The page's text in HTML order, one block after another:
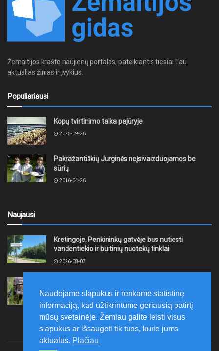
Žemaitijos krašto naujienų portalas, pateikiantis tiesiai Tau
aktualias žinias ir įvykius.
Populiariausi
Kopų tvirtinimo talka pajūryje
2025-09-26
Pakražantiškių Jurginės neįsivaizduojamos be
sūrių
2016-04-26
Naujausi
Kretingoje, Penkininkų gatvėje bus nutiesti
vandentiekio ir buitinių nuotekų tinklai
2026-08-07
rinktinė vykdys karines pratybas
2026-08-07
Naudojame slapukus ir renkame statistinę
informaciją, kad užtikrintume geriausią patirtį
mūsų svetainėje. Žemiau galite leisti visus
slapukus ar išsaugoti tik tuos, kurie jums
aktualūs. Plačiau